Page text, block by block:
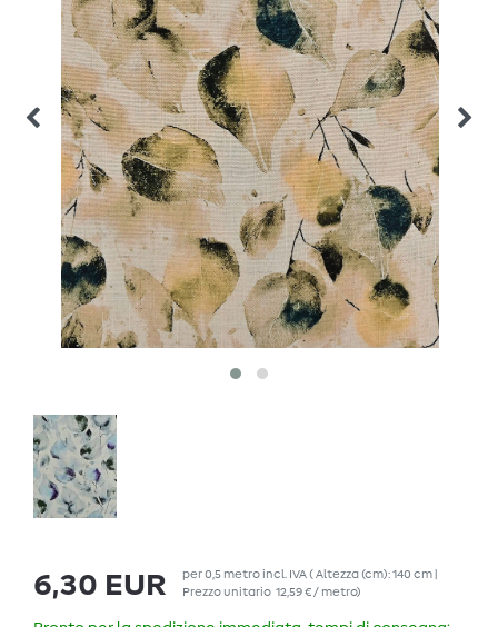
6,30 EUR per0,5 metroincl. IVA( Altezza (cm): 140 cm |
Prezzo unitario 12,59 € / metro)